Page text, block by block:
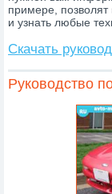
примере, позволят
и узнать любые
Скачать
Руководство